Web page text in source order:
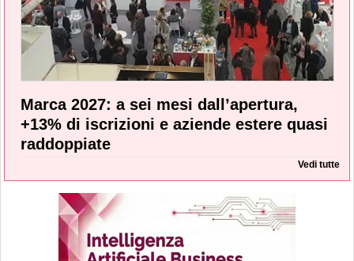
Marca 2027: a sei mesi dall’apertura,
+13% di iscrizioni e aziende estere quasi
raddoppiate
Vedi tutte